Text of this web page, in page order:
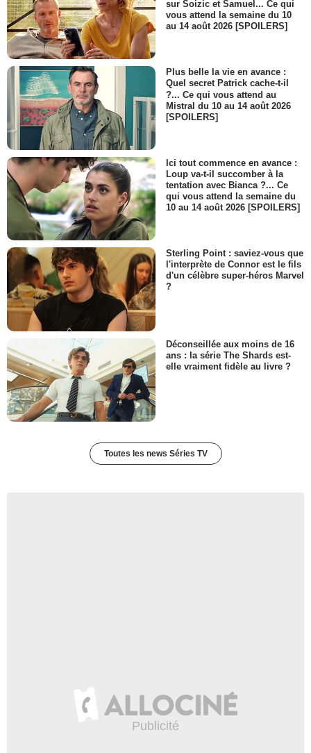
sur Soizic et Samuel... Ce qui
vous attend la semaine du 10
au 14 août 2026 [SPOILERS]
Plus belle la vie en avance :
Quel secret Patrick cache-t-il
?... Ce qui vous attend au
Mistral du 10 au 14 août 2026
[SPOILERS]
Ici tout commence en avance :
Loup va-t-il succomber à la
tentation avec Bianca ?... Ce
qui vous attend la semaine du
10 au 14 août 2026 [SPOILERS]
Sterling Point : saviez-vous que
l'interprète de Connor est le fils
d'un célèbre super-héros Marvel
?
Déconseillée aux moins de 16
ans : la série The Shards est-
elle vraiment fidèle au livre ?
Toutes les news Séries TV